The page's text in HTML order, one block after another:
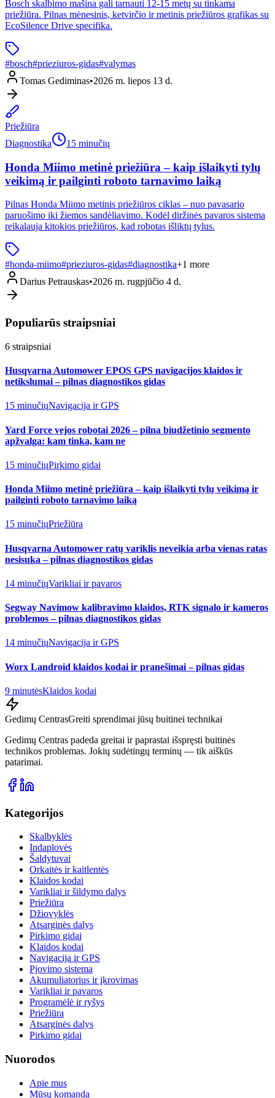
Bosch skalbimo mašina gali tarnauti 12-15 metų su tinkama
priežiūra. Pilnas mėnesinis, ketvirčio ir metinis priežiūros grafikas su
EcoSilence Drive specifika.
#bosch#prieziuros-gidas#valymas
Tomas Gediminas•2026 m. liepos 13 d.
Priežiūra
Diagnostika
15 minučių
Honda Miimo metinė priežiūra – kaip išlaikyti tylų
veikimą ir pailginti roboto tarnavimo laiką
Pilnas Honda Miimo metinis priežiūros ciklas – nuo pavasario
paruošimo iki žiemos sandėliavimo. Kodėl diržinės pavaros sistema
reikalauja kitokios priežiūros, kad robotas išliktų tylus.
#honda-miimo#prieziuros-gidas#diagnostika+1 more
Darius Petrauskas•2026 m. rugpjūčio 4 d.
Populiarūs straipsniai
6 straipsniai
Husqvarna Automower EPOS GPS navigacijos klaidos ir
netikslumai – pilnas diagnostikos gidas
15 minučiųNavigacija ir GPS
Yard Force vejos robotai 2026 – pilna biudžetinio segmento
apžvalga: kam tinka, kam ne
15 minučiųPirkimo gidai
Honda Miimo metinė priežiūra – kaip išlaikyti tylų veikimą ir
pailginti roboto tarnavimo laiką
15 minučiųPriežiūra
Husqvarna Automower ratų variklis neveikia arba vienas ratas
nesisuka – pilnas diagnostikos gidas
14 minučiųVarikliai ir pavaros
Segway Navimow kalibravimo klaidos, RTK signalo ir kameros
problemos – pilnas diagnostikos gidas
14 minučiųNavigacija ir GPS
Worx Landroid klaidos kodai ir pranešimai – pilnas gidas
9 minutėsKlaidos kodai
Gedimų CentrasGreiti sprendimai jūsų buitinei technikai
Gedimų Centras padeda greitai ir paprastai išspręsti buitinės
technikos problemas. Jokių sudėtingų terminų — tik aiškūs
patarimai.
Kategorijos
Skalbyklės
Indaplovės
Šaldytuvai
Orkaitės ir kaitlentės
Klaidos kodai
Varikliai ir šildymo dalys
Priežiūra
Džiovyklės
Atsarginės dalys
Pirkimo gidai
Klaidos kodai
Navigacija ir GPS
Pjovimo sistema
Akumuliatorius ir įkrovimas
Varikliai ir pavaros
Programėlė ir ryšys
Priežiūra
Atsarginės dalys
Pirkimo gidai
Nuorodos
Apie mus
Mūsų komanda